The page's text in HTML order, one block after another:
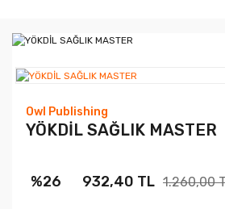
Owl Publishing
YÖKDİL SAĞLIK MASTER
%26 932,40 TL 1.260,00